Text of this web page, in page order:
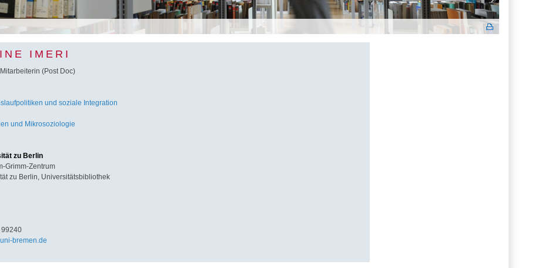
IMERI
(Post Doc)
und soziale Integration
und Mikrosoziologie
zu Berlin
Grimm-Zentrum
zu Berlin, Universitätsbibliothek
bremen.de